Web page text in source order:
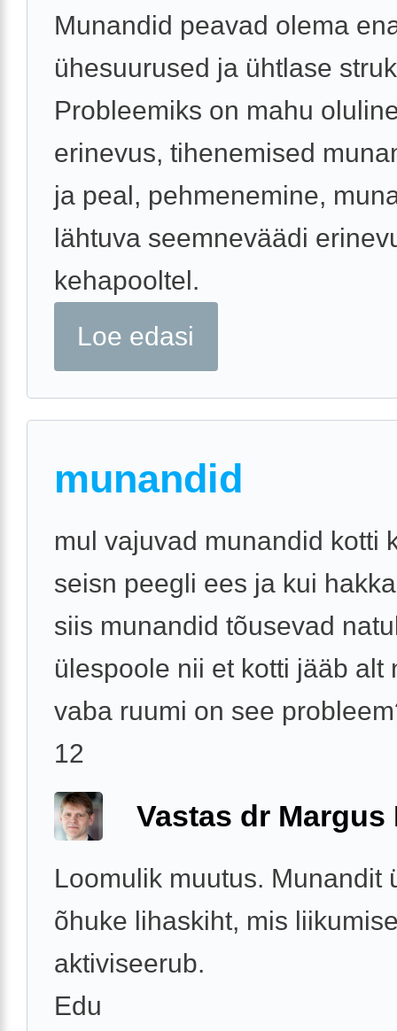
Munandid peavad olema
ühesuurused ja ühtlase
Probleemiks on mahu
erinevus, tihenemised
ja peal, pehmenemine,
lähtuva seemneväädi
kehapooltel.
Loe edasi
munandid
mul vajuvad munandid kotti
seisn peegli ees ja kui
siis munandid tõusevad
ülespoole nii et kotti jääb alt
vaba ruumi on see
12
Vastas dr Margus
Loomulik muutus. Munandit
õhuke lihaskiht, mis
aktiviseerub.
Edu